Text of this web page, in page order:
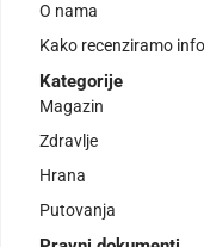
O nama
Kako recenziramo
Kategorije
Magazin
Zdravlje
Hrana
Putovanja